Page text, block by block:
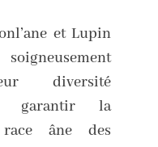
et Lupin
diversité
garantir la
âne des